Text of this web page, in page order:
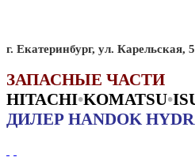
г. Екатеринбург, ул. Карельская,
ЗАПАСНЫЕ ЧАСТИ
HITACHI•KOMATSU•
ДИЛЕР HANDOK